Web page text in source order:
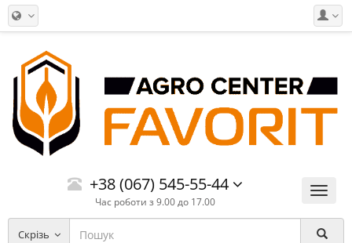
Меню
+38 (067) 545-55-44
Час роботи з 9.00 до 17.00
Скрізь